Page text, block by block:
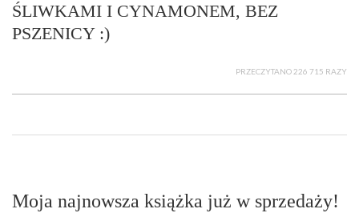
ŚLIWKAMI I CYNAMONEM, BEZ
PSZENICY :)
PRZECZYTANO 226 715 RAZY
Moja najnowsza książka już w sprzedaży!